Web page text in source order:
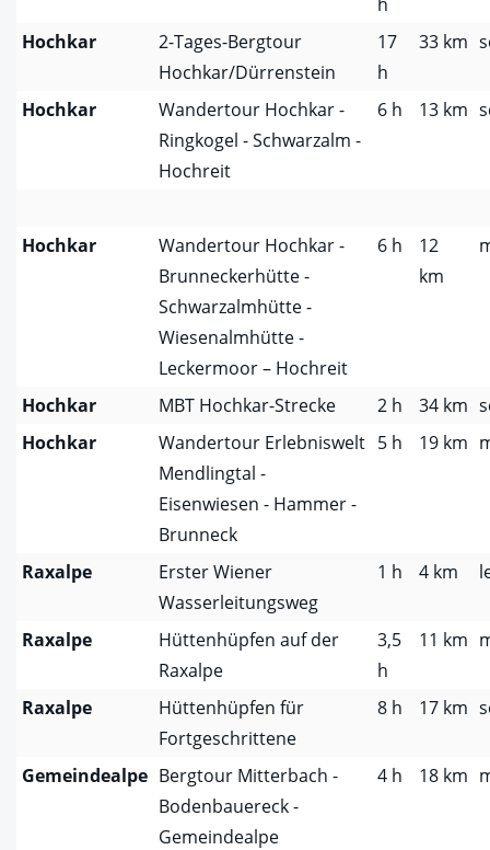
Hochkar
2-Tages-Bergtour
Hochkar/Dürrenstein
17
h
33 km
Hochkar
Wandertour Hochkar -
Ringkogel - Schwarzalm -
Hochreit
6 h 13 km
Hochkar
Wandertour Hochkar -
Brunneckerhütte -
Schwarzalmhütte -
Wiesenalmhütte -
Leckermoor – Hochreit
6 h
12
km
Hochkar MBT Hochkar-Strecke 2 h 34 km
Hochkar
Wandertour Erlebniswelt
Mendlingtal -
Eisenwiesen - Hammer -
Brunneck
5 h 19 km
Raxalpe
Erster Wiener
Wasserleitungsweg
1 h 4 km
Raxalpe
Hüttenhüpfen auf der
Raxalpe
3,5
h
11 km
Raxalpe
Hüttenhüpfen für
Fortgeschrittene
8 h 17 km
Gemeindealpe Bergtour Mitterbach -
Bodenbauereck -
Gemeindealpe
4 h 18 km